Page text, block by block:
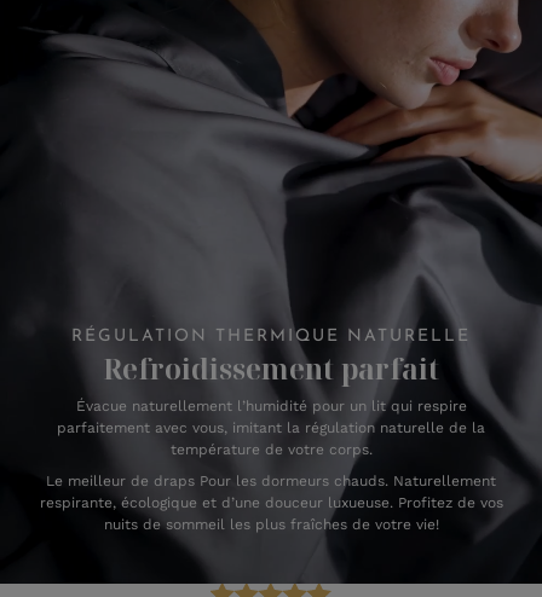
RÉGULATION THERMIQUE NATURELLE
Refroidissement parfait
Évacue naturellement l’humidité pour un lit qui respire
parfaitement avec vous, imitant la régulation naturelle de la
température de votre corps.
Le meilleur de draps Pour les dormeurs chauds. Naturellement
respirante, écologique et d’une douceur luxueuse. Profitez de vos
nuits de sommeil les plus fraîches de votre vie!